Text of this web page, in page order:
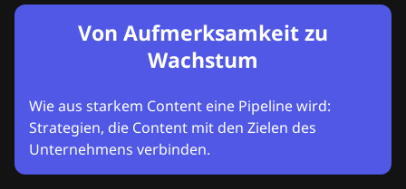
Von Aufmerksamkeit zu
Wachstum
Wie aus starkem Content eine Pipeline wird:
Strategien, die Content mit den Zielen des
Unternehmens verbinden.